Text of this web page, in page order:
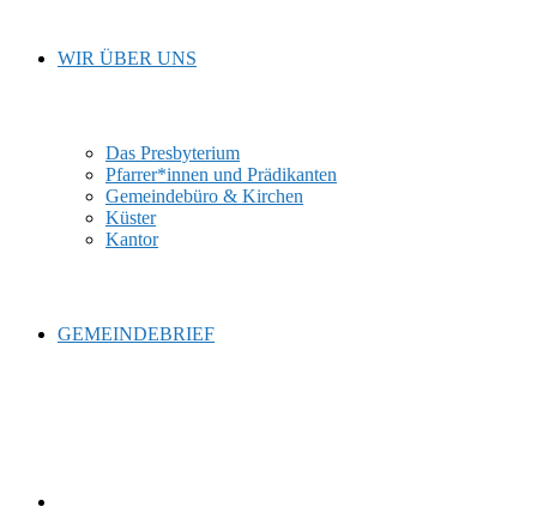
WIR ÜBER UNS
Das Presbyterium
Pfarrer*innen und Prädikanten
Gemeindebüro & Kirchen
Küster
Kantor
GEMEINDEBRIEF